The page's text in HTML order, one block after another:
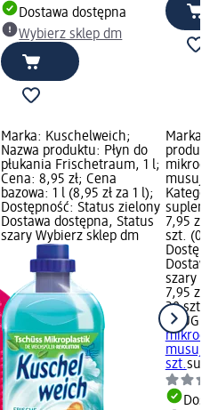
Dostawa dostępna
Wybierz sklep dm
Marka: Kuschelweich;
Nazwa produktu: Płyn do
płukania Frischetraum, 1 l;
Cena: 8,95 zł; Cena
bazowa: 1 l (8,95 zł za 1 l);
Dostępność: Status zielony
Dostawa dostępna, Status
szary Wybierz sklep dm
Marka:
7,95 zł;
szt.
szary
7,95 zł
20 szt.
KRÜGER
szt.